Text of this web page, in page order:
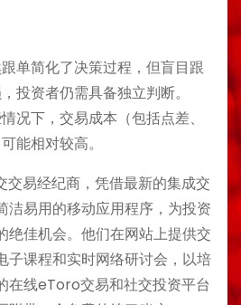
跟单简化了决策过程，但盲目跟
投资者仍需具备独立判断。
情况下，交易成本（包括点差、
能相对较高。
交易经纪商，凭借最新的集成交
洁易用的移动应用程序，为投资
绝佳机会。他们在网站上提供交
子课程和实时网络研讨会，以培
在线eToro交易和社交投资平台